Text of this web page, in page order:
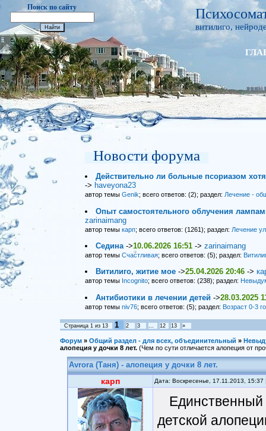
Поиск по сайту
витилиго,
Новости форума
Действительно ли больные псориазом
-> haveyona23
автор темы Genik; всего ответов: (2); раздел: Лечение -
Опыт самостоятельного облучения
zarinaimang
автор темы карп; всего ответов: (1261); раздел: Лечение
Седина ->10.06.2026 16:51 ->zarinaimang
автор темы Счастливая; всего ответов: (5); раздел:
Витилиго, житие мое ->25.04.2026 20:46 ->
автор темы Incognito; всего ответов: (238); раздел:
Антибиотики в лечении детей ->28.03.2025
автор темы niv76; всего ответов: (5); раздел: Возраст 0-3
Страница 1 из 13 1 2 3 … 12 13 »
Форум » Общий раздел - для всех, объединительный »
алопеция у дочки 8 лет. (Чем по сути отличается алопеция от
Avrora (Таня) - алопеция у дочки 8 лет.
карп Дата: Воскресенье, 17.11.2013,
Единственный
детской